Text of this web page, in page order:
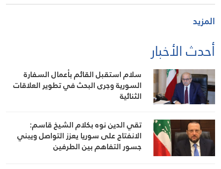
المزيد
أحدث الأخبار
سلام استقبل القائم بأعمال السفارة
السورية وجرى البحث في تطوير العلاقات
الثنائية
تقي الدين نوه بكلام الشيخ قاسم:
الانفتاح على سوريا يعزز التواصل ويبني
جسور التفاهم بين الطرفين